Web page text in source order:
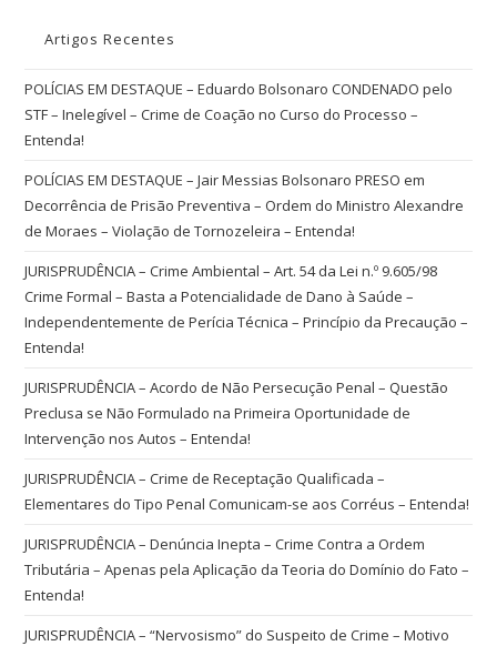
Artigos Recentes
POLÍCIAS EM DESTAQUE – Eduardo Bolsonaro CONDENADO pelo
STF – Inelegível – Crime de Coação no Curso do Processo –
Entenda!
POLÍCIAS EM DESTAQUE – Jair Messias Bolsonaro PRESO em
Decorrência de Prisão Preventiva – Ordem do Ministro Alexandre
de Moraes – Violação de Tornozeleira – Entenda!
JURISPRUDÊNCIA – Crime Ambiental – Art. 54 da Lei n.º 9.605/98
Crime Formal – Basta a Potencialidade de Dano à Saúde –
Independentemente de Perícia Técnica – Princípio da Precaução –
Entenda!
JURISPRUDÊNCIA – Acordo de Não Persecução Penal – Questão
Preclusa se Não Formulado na Primeira Oportunidade de
Intervenção nos Autos – Entenda!
JURISPRUDÊNCIA – Crime de Receptação Qualificada –
Elementares do Tipo Penal Comunicam-se aos Corréus – Entenda!
JURISPRUDÊNCIA – Denúncia Inepta – Crime Contra a Ordem
Tributária – Apenas pela Aplicação da Teoria do Domínio do Fato –
Entenda!
JURISPRUDÊNCIA – “Nervosismo” do Suspeito de Crime – Motivo